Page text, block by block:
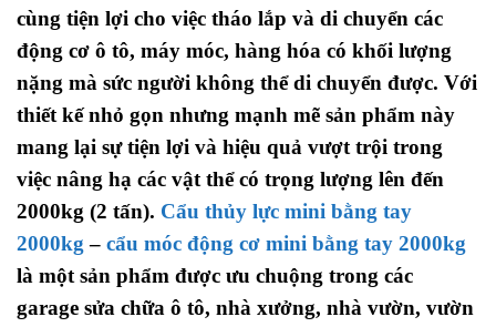
cùng tiện lợi cho việc tháo lắp và di chuyển các
động cơ ô tô, máy móc, hàng hóa có khối lượng
nặng mà sức người không thể di chuyển được. Với
thiết kế nhỏ gọn nhưng mạnh mẽ sản phẩm này
mang lại sự tiện lợi và hiệu quả vượt trội trong
việc nâng hạ các vật thể có trọng lượng lên đến
2000kg (2 tấn). Cẩu thủy lực mini bằng tay
2000kg – cẩu móc động cơ mini bằng tay 2000kg
là một sản phẩm được ưu chuộng trong các
garage sửa chữa ô tô, nhà xưởng, nhà vườn, vườn